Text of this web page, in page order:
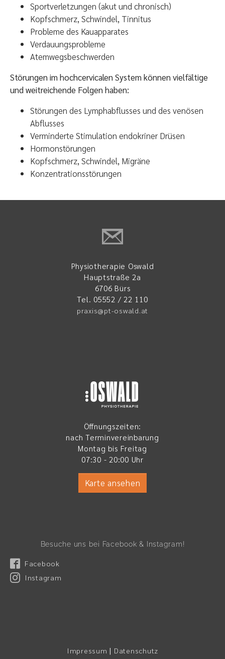
Sportverletzungen (akut und chronisch)
Kopfschmerz, Schwindel, Tinnitus
Probleme des Kauapparates
Verdauungsprobleme
Atemwegsbeschwerden
Störungen im hochcervicalen System können vielfältige
und weitreichende Folgen haben:
Störungen des Lymphabflusses und des venösen
Abflusses
Verminderte Stimulation endokriner Drüsen
Hormonstörungen
Kopfschmerz, Schwindel, Migräne
Konzentrationsstörungen
Physiotherapie Oswald
Hauptstraße 2a
6706 Bürs
Tel. 05552 / 22 110
praxis@pt-oswald.at
Öffnungszeiten:
nach Terminvereinbarung
Montag bis Freitag
07:30 - 20:00 Uhr
Karte ansehen
Besuche uns bei Facebook & Instagram!
Facebook
Instagram
Impressum | Datenschutz